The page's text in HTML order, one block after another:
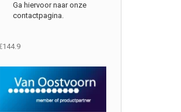
Ga hiervoor naar onze
contactpagina.